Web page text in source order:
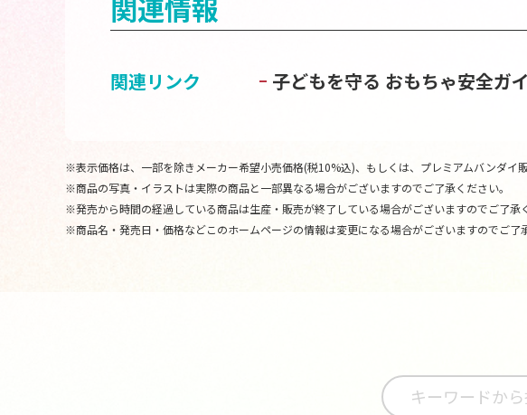
関連情報
関連リンク 子どもを守る おもちゃ安全ガ
※表示価格は、一部を除きメーカー希望小売価格(税10%込)、もしくは、プレミアムバンダイ
※商品の写真・イラストは実際の商品と一部異なる場合がございますのでご了承ください。
※発売から時間の経過している商品は生産・販売が終了している場合がございますのでご了承
※商品名・発売日・価格などこのホームページの情報は変更になる場合がございますのでご了